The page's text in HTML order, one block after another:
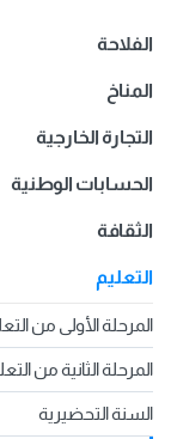
الفلاحة
المناخ
التجارة الخارجية
الحسابات الوطنية
الثقافة
التعليم
المرحلة الأولى من
المرحلة الثانية من
السنة التحضيرية